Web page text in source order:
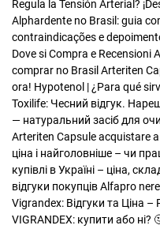
Regula la Tensión Arterial?
Alphardente no Brasil: guia
contraindicações e
Dove si Compra e Recensioni
comprar no Brasil Arteriten
ora! Hypotenol | ¿Para qué
Toxilife: Чесний відгук.
— натуральний засіб для
Arteriten Capsule acquistare
ціна і найголовніше – чи
купівлі в Україні – ціна,
відгуки покупцівAlfapro
Vigrandex: Відгуки та Ціна
VIGRANDEX: купити або ні?